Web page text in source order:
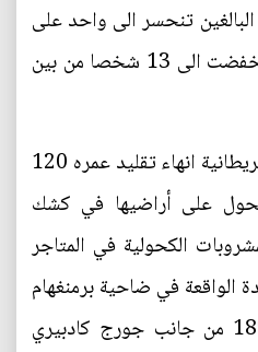
تنحسر الى واحد على
280، فان نسبة الوفيات انخفضت الى 13 شخصا من بين
بينما قررت بلدة بورنفيل البريطانية انهاء تقليد عمره 120
على أراضيها في كشك
الكحولية في المتاجر
الواقعة في ضاحية برمنغهام
في وسط انكلترا سنة 1890 من جانب جورج كادبيري